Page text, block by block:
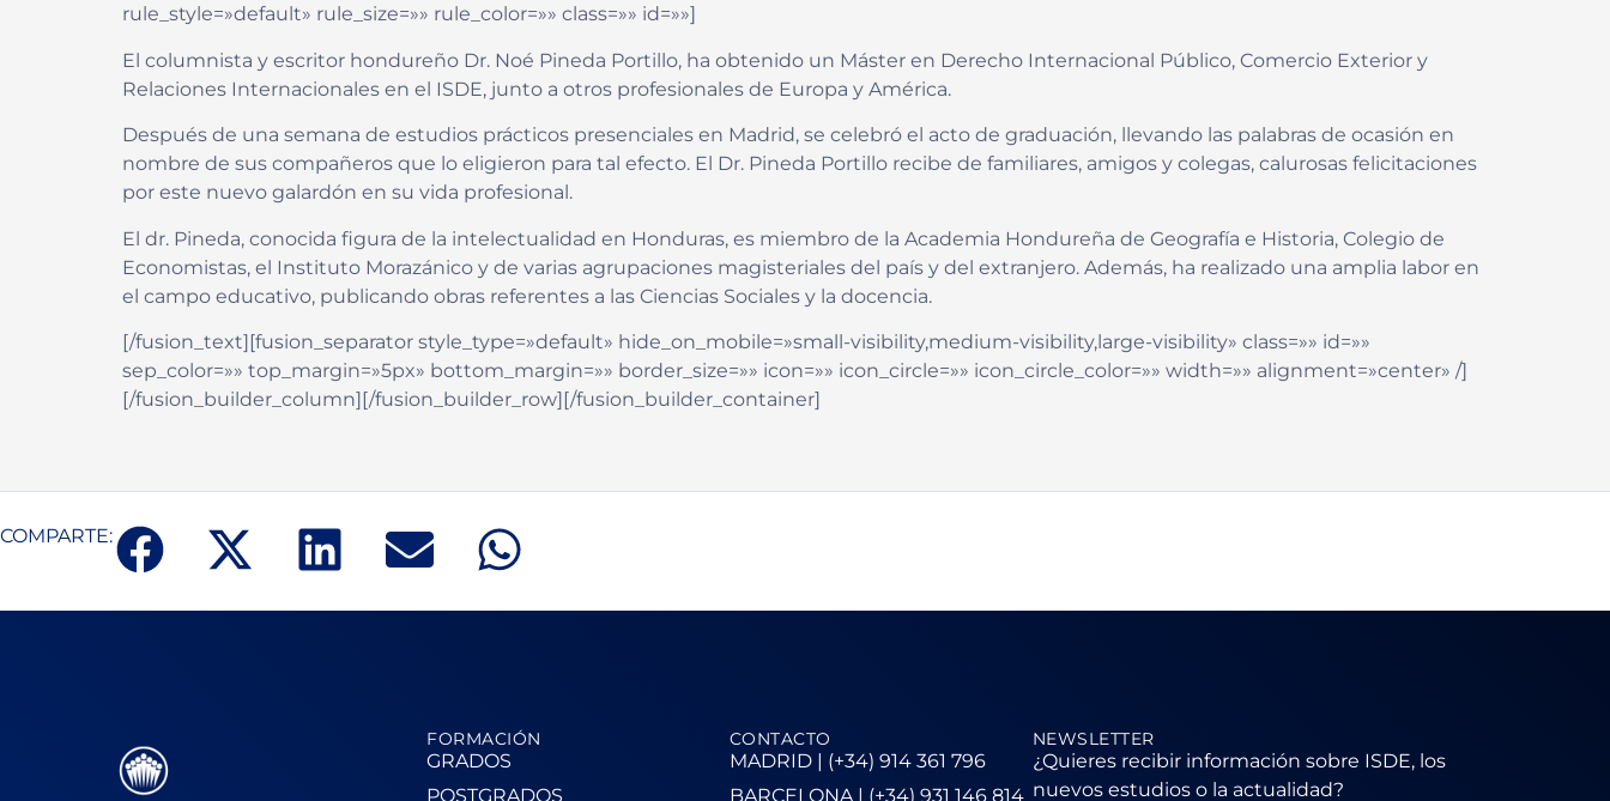
rule_style=»default» rule_size=»» rule_color=»» class=»» id=»»]
El columnista y escritor hondureño Dr. Noé Pineda Portillo, ha obtenido un Máster en Derecho Internacional Público, Comercio Exterior y
Relaciones Internacionales en el ISDE, junto a otros profesionales de Europa y América.
Después de una semana de estudios prácticos presenciales en Madrid, se celebró el acto de graduación, llevando las palabras de ocasión en
nombre de sus compañeros que lo eligieron para tal efecto. El Dr. Pineda Portillo recibe de familiares, amigos y colegas, calurosas felicitaciones
por este nuevo galardón en su vida profesional.
El dr. Pineda, conocida figura de la intelectualidad en Honduras, es miembro de la Academia Hondureña de Geografía e Historia, Colegio de
Economistas, el Instituto Morazánico y de varias agrupaciones magisteriales del país y del extranjero. Además, ha realizado una amplia labor en
el campo educativo, publicando obras referentes a las Ciencias Sociales y la docencia.
[/fusion_text][fusion_separator style_type=»default» hide_on_mobile=»small-visibility,medium-visibility,large-visibility» class=»» id=»»
sep_color=»» top_margin=»5px» bottom_margin=»» border_size=»» icon=»» icon_circle=»» icon_circle_color=»» width=»» alignment=»center» /]
[/fusion_builder_column][/fusion_builder_row][/fusion_builder_container]
COMPARTE:
FORMACIÓN
GRADOS
POSTGRADOS
CONTACTO
MADRID | (+34) 914 361 796
BARCELONA | (+34) 931 146 814
NEWSLETTER
¿Quieres recibir información sobre ISDE, los
nuevos estudios o la actualidad?